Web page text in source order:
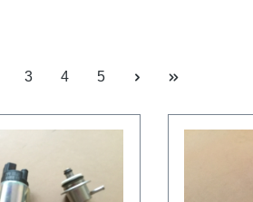
Страница
3 Страница
4 Страница
5